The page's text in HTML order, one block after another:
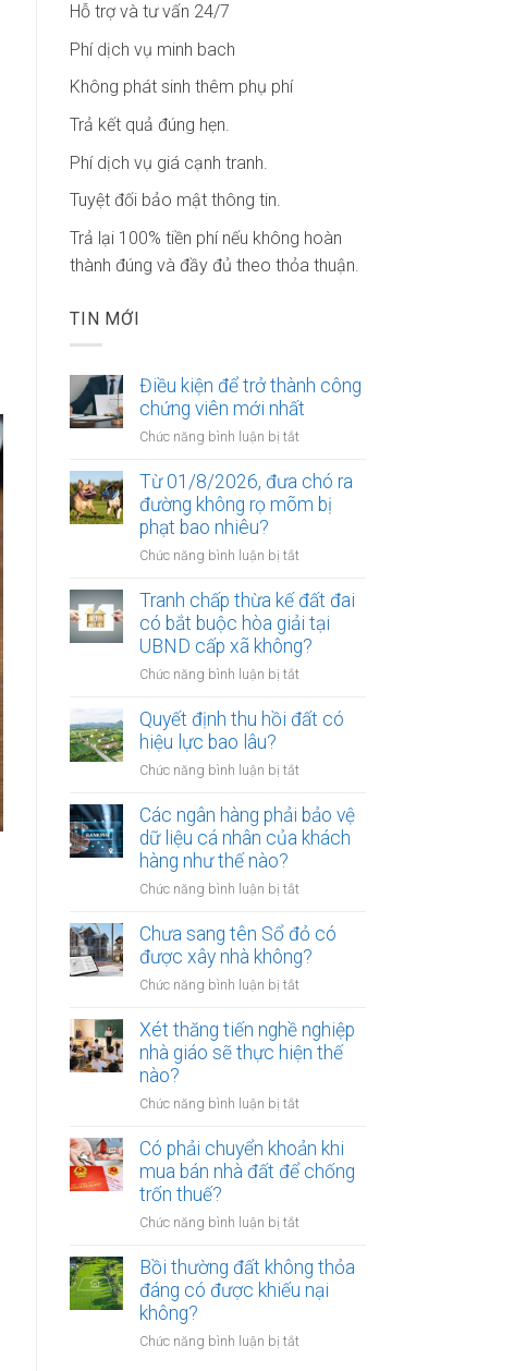
Hỗ trợ và tư vấn 24/7
Phí dịch vụ minh bach
Không phát sinh thêm phụ phí
Trả kết quả đúng hẹn.
Phí dịch vụ giá cạnh tranh.
Tuyệt đối bảo mật thông tin.
Trả lại 100% tiền phí nếu không hoàn
thành đúng và đầy đủ theo thỏa thuận.
TIN MỚI
Điều kiện để trở thành công
chứng viên mới nhất
Chức năng bình luận bị tắt
kiện
để
công
viên
mới
nhất
Từ 01/8/2026, đưa chó ra
đường không rọ mõm bị
phạt bao nhiêu?
Chức năng bình luận bị tắt
01/8/2026,
đưa
chó
ra
đường
rọ
bao
nhiêu?
Tranh chấp thừa kế đất đai
có bắt buộc hòa giải tại
UBND cấp xã không?
Chức năng bình luận bị tắt
chấp
đất
có
bắt
tại
UBND
cấp
Quyết định thu hồi đất có
hiệu lực bao lâu?
Chức năng bình luận bị tắt
định
thu
có
lực
bao
Các ngân hàng phải bảo vệ
dữ liệu cá nhân của khách
hàng như thế nào?
Chức năng bình luận bị tắt
ngân
hàng
phải
bảo
dữ
liệu
khách
hàng
như
Chưa sang tên Sổ đỏ có
được xây nhà không?
Chức năng bình luận bị tắt
sang
tên
Sổ
có
xây
nhà
Xét thăng tiến nghề nghiệp
nhà giáo sẽ thực hiện thế
nào?
Chức năng bình luận bị tắt
thăng
tiến
nhà
sẽ
thực
Có phải chuyển khoản khi
mua bán nhà đất để chống
trốn thuế?
Chức năng bình luận bị tắt
phải
chuyển
khoản
mua
Bồi thường đất không thỏa
đáng có được khiếu nại
không?
Chức năng bình luận bị tắt